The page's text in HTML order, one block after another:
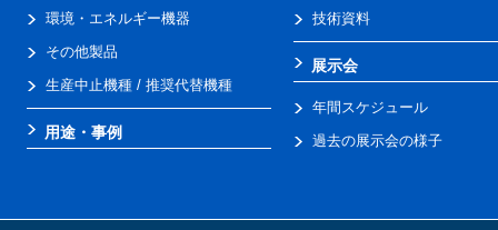
環境・エネルギー機器
その他製品
生産中止機種 / 推奨代替機種
用途・事例
技術資料
展示会
年間スケジュール
過去の展示会の様子